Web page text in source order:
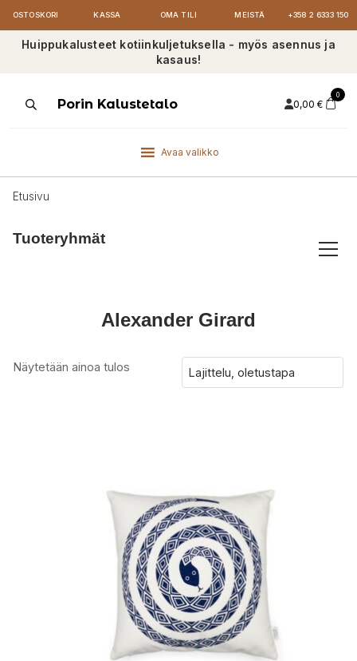
OSTOSKORI KASSA OMA TILI MEISTÄ +358 2 6333 150
Huippukalusteet kotiinkuljetuksella - myös asennus ja
kasaus!
ProductsPorin Kalustetalo 0,00 €
0
Avaa valikko
Etusivu
Tuoteryhmät
Alexander Girard
Näytetään ainoa tulos